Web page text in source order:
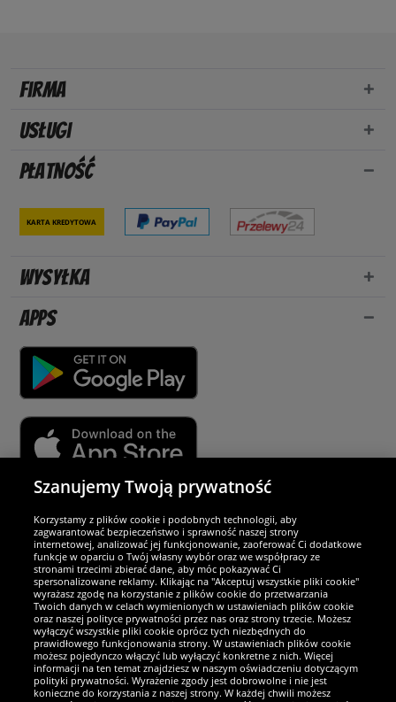
Firma
Usługi
Płatność
Karta kredytowa
Wysyłka
Apps
Partnerzy i bezpieczeństwo
Jesteśmy wyjątkowi
Szanujemy Twoją prywatność
Korzystamy z plików cookie i podobnych technologii, aby
zagwarantować bezpieczeństwo i sprawność naszej strony
internetowej, analizować jej funkcjonowanie, zaoferować Ci dodatkowe
funkcje w oparciu o Twój własny wybór oraz we współpracy ze
stronami trzecimi zbierać dane, aby móc pokazywać Ci
spersonalizowane reklamy. Klikając na "Akceptuj wszystkie pliki cookie"
wyrażasz zgodę na korzystanie z plików cookie do przetwarzania
Twoich danych w celach wymienionych w ustawieniach plików cookie
oraz naszej polityce prywatności przez nas oraz strony trzecie. Możesz
wyłączyć wszystkie pliki cookie oprócz tych niezbędnych do
prawidłowego funkcjonowania strony. W ustawieniach plików cookie
możesz pojedynczo włączyć lub wyłączyć konkretne z nich. Więcej
informacji na ten temat znajdziesz w naszym oświadczeniu dotyczącym
polityki prywatności. Wyrażenie zgody jest dobrowolne i nie jest
konieczne do korzystania z naszej strony. W każdej chwili możesz